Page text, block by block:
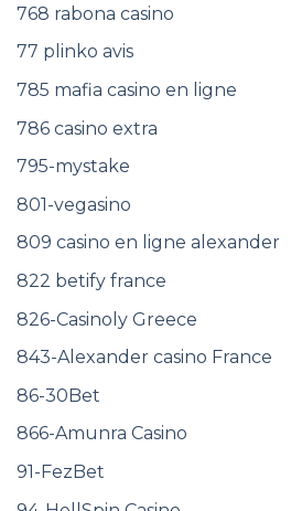
768 rabona casino
77 plinko avis
785 mafia casino en ligne
786 casino extra
795-mystake
801-vegasino
809 casino en ligne alexander
822 betify france
826-Casinoly Greece
843-Alexander casino France
86-30Bet
866-Amunra Casino
91-FezBet